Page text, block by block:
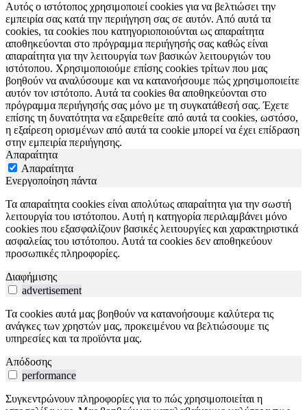
Αυτός ο ιστότοπος χρησιμοποιεί cookies για να βελτιώσει την
εμπειρία σας κατά την περιήγηση σας σε αυτόν. Από αυτά τα
cookies, τα cookies που κατηγοριοποιούνται ως απαραίτητα
αποθηκεύονται στο πρόγραμμα περιήγησής σας καθώς είναι
απαραίτητα για την λειτουργία των βασικών λειτουργιών του
ιστότοπου. Χρησιμοποιούμε επίσης cookies τρίτων που μας
βοηθούν να αναλύσουμε και να κατανοήσουμε πώς χρησιμοποιείτε
αυτόν τον ιστότοπο. Αυτά τα cookies θα αποθηκεύονται στο
πρόγραμμα περιήγησής σας μόνο με τη συγκατάθεσή σας. Έχετε
επίσης τη δυνατότητα να εξαιρεθείτε από αυτά τα cookies, ωστόσο,
η εξαίρεση ορισμένων από αυτά τα cookie μπορεί να έχει επίδραση
στην εμπειρία περιήγησης.
Απαραίτητα
Απαραίτητα
Ενεργοποίηση πάντα
Τα απαραίτητα cookies είναι απολύτως απαραίτητα για την σωστή
λειτουργία του ιστότοπου. Αυτή η κατηγορία περιλαμβάνει μόνο
cookies που εξασφαλίζουν βασικές λειτουργίες και χαρακτηριστικά
ασφαλείας του ιστότοπου. Αυτά τα cookies δεν αποθηκεύουν
προσωπικές πληροφορίες.
Διαφήμισης
advertisement
Τα cookies αυτά μας βοηθούν να κατανοήσουμε καλύτερα τις
ανάγκες των χρηστών μας, προκειμένου να βελτιώσουμε τις
υπηρεσίες και τα προϊόντα μας.
Απόδοσης
performance
Συγκεντρώνουν πληροφορίες για το πώς χρησιμοποιείται η